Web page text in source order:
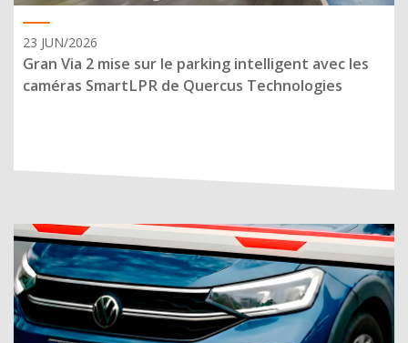
23 JUN/2026
Gran Via 2 mise sur le parking intelligent avec les
caméras SmartLPR de Quercus Technologies